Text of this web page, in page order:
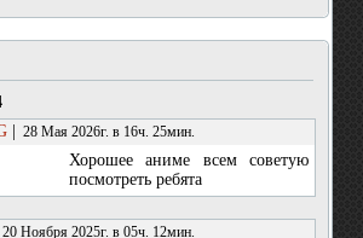
28 Мая 2026г. в 16ч. 25мин.
Хорошее аниме всем советую
посмотреть ребята
20 Ноября 2025г. в 05ч. 12мин.